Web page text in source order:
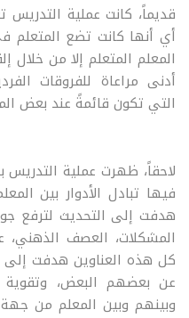
قديماً، كانت عملية
أي أنها كانت تضع المتعلم
المعلم المتعلم إلا من خلال
أدنى مراعاة للفروقات
التي تكون قائمةً عند بعض
لاحقاً، ظهرت عملية التدريس
فيها تبادل الأدوار بين
هدفت إلى التحديث لترفع
المشكلات، العصف الذهني،
كل هذه العناوين هدفت إلى
عن بعضهم البعض، وتقوية
وبينهم وبين المعلم من